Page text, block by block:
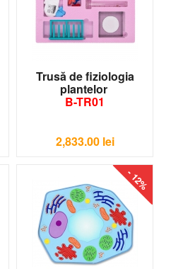
Trusă de fiziologia
plantelor
B-TR01
2,833.00 lei
- 12%